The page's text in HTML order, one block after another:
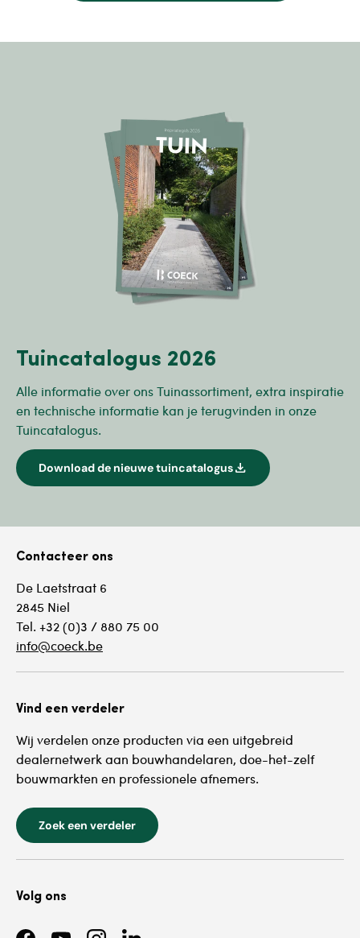
Tuincatalogus 2026
Alle informatie over ons Tuinassortiment, extra inspiratie
en technische informatie kan je terugvinden in onze
Tuincatalogus.
Download de nieuwe tuincatalogusdownload
Contacteer ons
De Laetstraat 6
2845 Niel
Tel. +32 (0)3 / 880 75 00
info@coeck.be
Vind een verdeler
Wij verdelen onze producten via een uitgebreid
dealernetwerk aan bouwhandelaren, doe-het-zelf
bouwmarkten en professionele afnemers.
Zoek een verdeler
Volg ons